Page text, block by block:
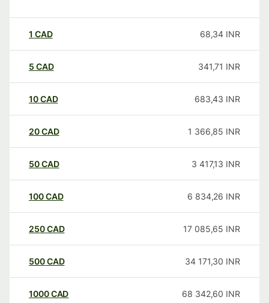
1 CAD 68,34 INR
5 CAD 341,71 INR
10CAD 683,43 INR
20CAD 1 366,85 INR
50CAD 3 417,13 INR
100CAD 6 834,26 INR
250CAD 17 085,65 INR
500CAD 34 171,30 INR
1000CAD 68 342,60 INR